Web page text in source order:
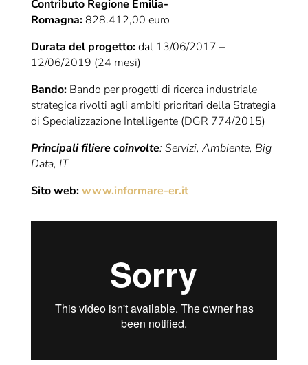
Contributo Regione Emilia-
Romagna:828.412,00 euro
Durata del progetto:dal 13/06/2017 –
12/06/2019 (24 mesi)
Bando: Bando per progetti di ricerca industriale
strategica rivolti agli ambiti prioritari della Strategia
di Specializzazione Intelligente (DGR 774/2015)
Principali filiere coinvolte: Servizi, Ambiente, Big
Data, IT
Sito web:www.informare-er.it